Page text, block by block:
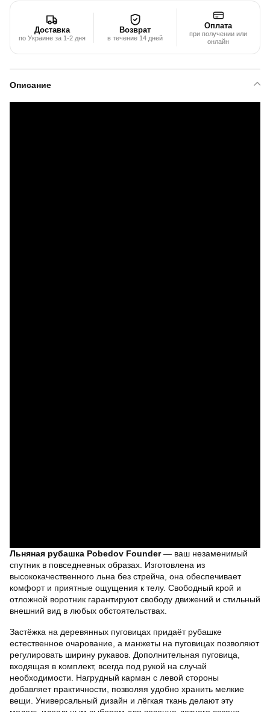
Доставка
по Украине за 1-2 дня
Возврат
в течение 14 дней
Оплата
при получении или
онлайн
Описание
Льняная рубашка Pobedov Founder— ваш незаменимый
спутник в повседневных образах. Изготовлена из
высококачественного льна без стрейча, она обеспечивает
комфорт и приятные ощущения к телу. Свободный крой и
отложной воротник гарантируют свободу движений и стильный
внешний вид в любых обстоятельствах.
Застёжка на деревянных пуговицах придаёт рубашке
естественное очарование, а манжеты на пуговицах позволяют
регулировать ширину рукавов. Дополнительная пуговица,
входящая в комплект, всегда под рукой на случай
необходимости. Нагрудный карман с левой стороны
добавляет практичности, позволяя удобно хранить мелкие
вещи. Универсальный дизайн и лёгкая ткань делают эту